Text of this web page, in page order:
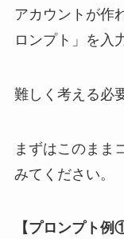
アカウントが作
ロンプト」を入
難しく考える必
まずはこのまま
みてください。
【プロンプト例